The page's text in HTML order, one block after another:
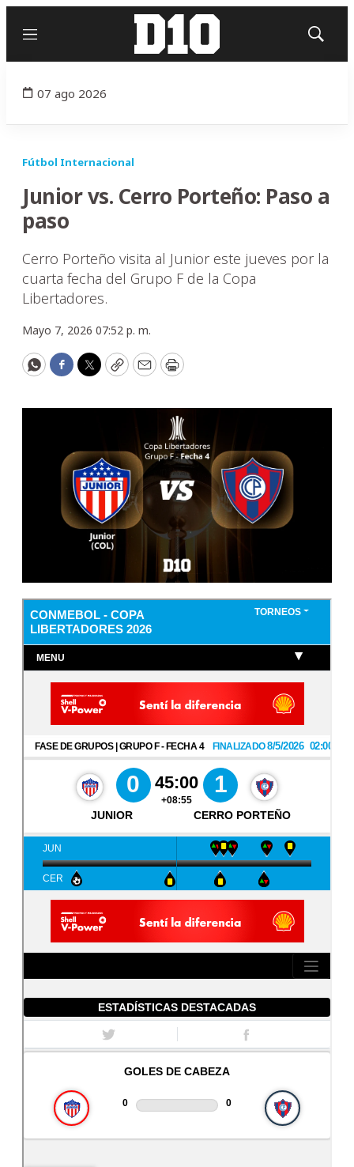
Menú
Mostrar
07 ago 2026
Fútbol Internacional
Junior vs. Cerro Porteño: Paso a
paso
Cerro Porteño visita al Junior este jueves por la
cuarta fecha del Grupo F de la Copa
Libertadores.
Mayo 7, 2026 07:52 p. m.
WhatsApp
Facebook
Twitter
CopyEmailPrint